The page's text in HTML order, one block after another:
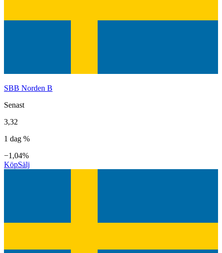
SBB Norden B
Senast
3,32
1 dag %
−1,04%
KöpSälj